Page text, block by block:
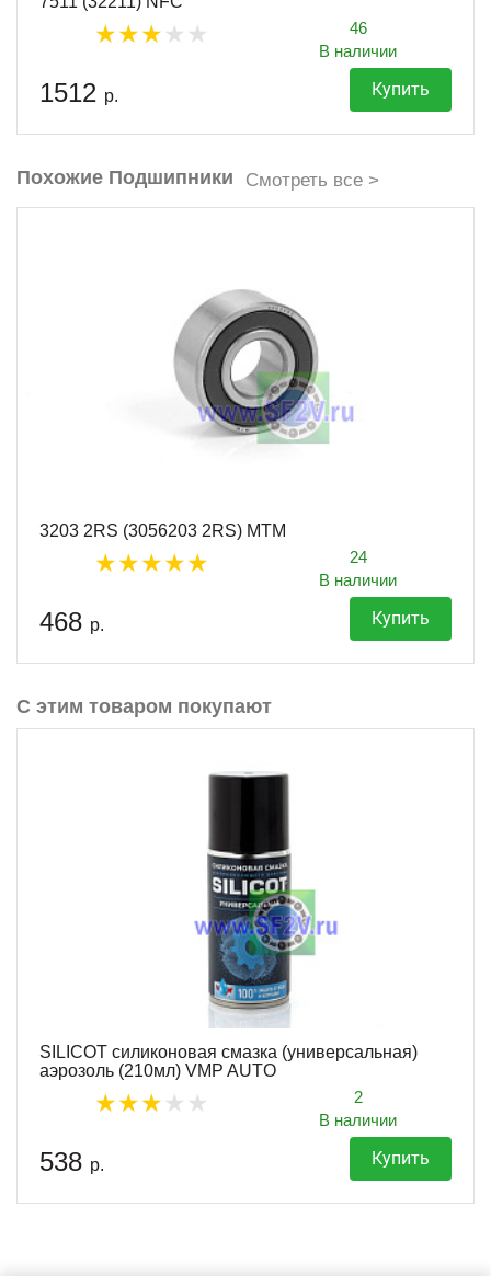
46
В наличии
1512 р. Купить
Похожие Подшипники Смотреть все >
3203 2RS (3056203 2RS) MTM
24
В наличии
468 р. Купить
С этим товаром покупают
SILICOT силиконовая смазка (универсальная)
аэрозоль (210мл) VMP AUTO
2
В наличии
538 р. Купить